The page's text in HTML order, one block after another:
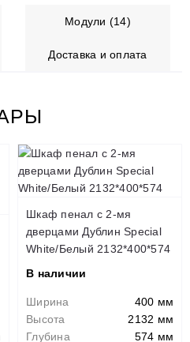
Модули (14)
Доставка и оплата
Шкаф пенал с 2-мя
дверцами Дублин Special
White/Белый 2132*400*574
В наличии
Ширина
400 мм
Высота
2132 мм
Глубина
574 мм